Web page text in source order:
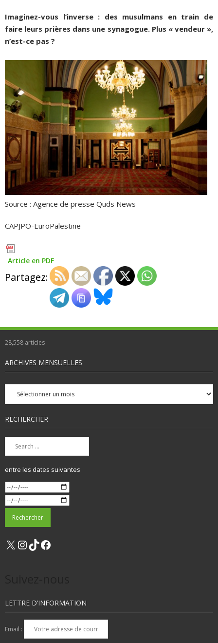
Imaginez-vous l’inverse : des musulmans en train de
faire leurs prières dans une synagogue. Plus « vendeur »,
n’est-ce pas ?
Source : Agence de presse Quds News
CAPJPO-EuroPalestine
Article en PDF
Partagez:
28,558 articles
ARCHIVES MENSUELLES
Archives
mensuelles
RECHERCHER
entre les dates suivantes
X Instagram
TikTok
LETTRE D’INFORMATION
Email :